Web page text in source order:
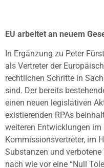
EU arbeitet an neuem
In Ergänzung zu Peter
als Vertreter der
rechtlichen Schritte in
sind. Der bereits
einen neuen legislativen
existierenden RPAs
weiteren Entwicklungen
Kommissionsvertreter, im
Substanzen und
nach wie vor eine “Null